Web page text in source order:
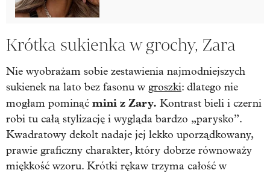
Krótka sukienka w grochy, Zara
Nie wyobrażam sobie zestawienia najmodniejszych
sukienek na lato bez fasonu w groszki: dlatego nie
mogłam pominąć mini z Zary. Kontrast bieli i czerni
robi tu całą stylizację i wygląda bardzo „parysko”.
Kwadratowy dekolt nadaje jej lekko uporządkowany,
prawie graficzny charakter, który dobrze równoważy
miękkość wzoru. Krótki rękaw trzyma całość w